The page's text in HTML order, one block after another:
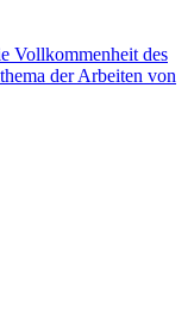
Vollkommenheit des
der Arbeiten von